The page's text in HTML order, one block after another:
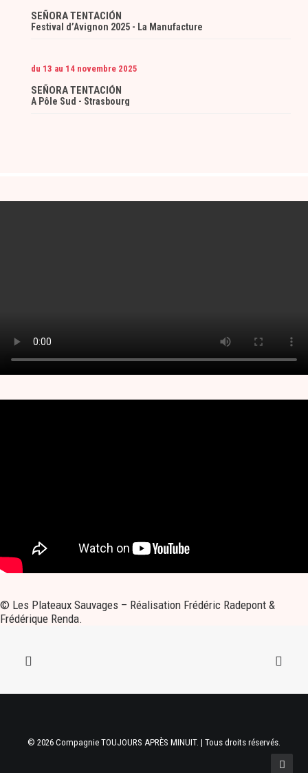
SEÑORA TENTACIÓN
Festival d’Avignon 2025 - La Manufacture
du 13 au 14 novembre 2025
SEÑORA TENTACIÓN
A Pôle Sud - Strasbourg
© Les Plateaux Sauvages – Réalisation Frédéric Radepont &
Frédérique Renda.
© 2026 Compagnie TOUJOURS APRÈS MINUIT. | Tous droits réservés.